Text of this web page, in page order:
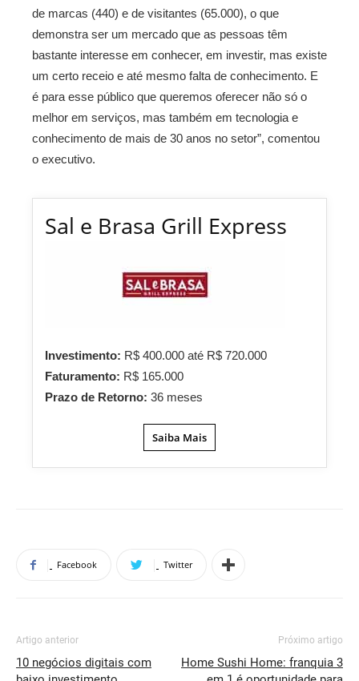
de marcas (440) e de visitantes (65.000), o que
demonstra ser um mercado que as pessoas têm
bastante interesse em conhecer, em investir, mas existe
um certo receio e até mesmo falta de conhecimento. E
é para esse público que queremos oferecer não só o
melhor em serviços, mas também em tecnologia e
conhecimento de mais de 30 anos no setor”, comentou
o executivo.
Sal e Brasa Grill Express
Investimento: R$ 400.000 até R$ 720.000
Faturamento: R$ 165.000
Prazo de Retorno: 36 meses
Saiba Mais
Facebook Twitter
Artigo anterior
10 negócios digitais com
Próximo artigo
Home Sushi Home: franquia 3